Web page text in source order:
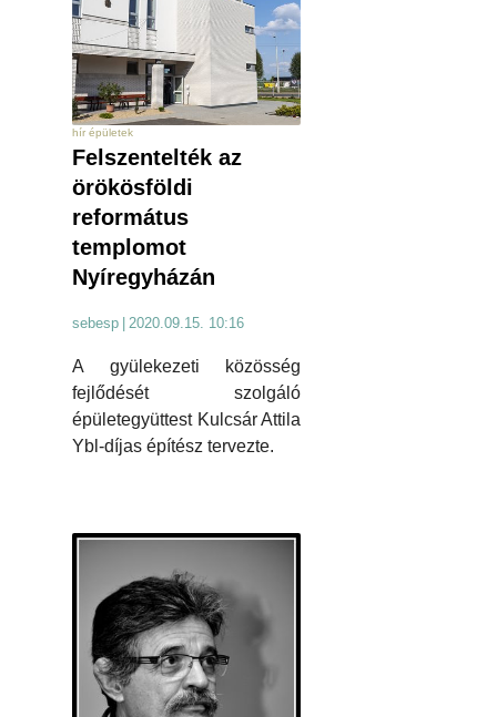
hír épületek
Felszentelték az
örökösföldi
református
templomot
Nyíregyházán
sebesp 2020.09.15. 10:16
A gyülekezeti közösség
fejlődését szolgáló
épületegyüttest Kulcsár Attila
Ybl-díjas építész tervezte.